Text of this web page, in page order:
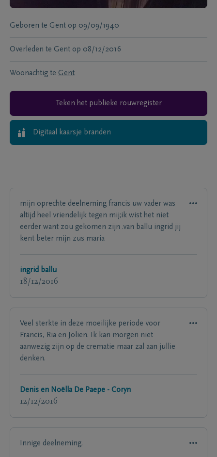
Geboren te Gent op 09/09/1940
Overleden te Gent op 08/12/2016
Woonachtig te Gent
Teken het publieke rouwregister
Digitaal kaarsje branden
mijn oprechte deelneming francis uw vader was
altijd heel vriendelijk tegen mij;ik wist het niet
eerder want zou gekomen zijn .van ballu ingrid jij
kent beter mijn zus maria
ingrid ballu
18/12/2016
Veel sterkte in deze moeilijke periode voor
Francis, Ria en Jolien. Ik kan morgen niet
aanwezig zijn op de crematie maar zal aan jullie
denken.
Denis en Noëlla De Paepe - Coryn
12/12/2016
Innige deelneming.